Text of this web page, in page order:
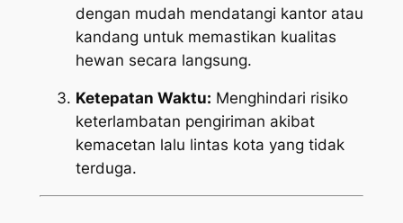
dengan mudah mendatangi kantor atau
kandang untuk memastikan kualitas
hewan secara langsung.
Ketepatan Waktu: Menghindari risiko
keterlambatan pengiriman akibat
kemacetan lalu lintas kota yang tidak
terduga.